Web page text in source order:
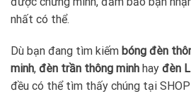
nhất có thể.
Dù bạn đang tìm kiếm bóng đèn
minh, đèn trần thông minh hay đèn
đều có thể tìm thấy chúng tại SHOP